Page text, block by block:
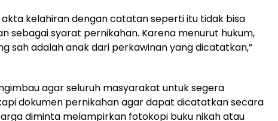
akta kelahiran dengan catatan seperti itu tidak bisa
sebagai syarat pernikahan. Karena menurut hukum,
sah adalah anak dari perkawinan yang dicatatkan,”
agar seluruh masyarakat untuk segera
dokumen pernikahan agar dapat dicatatkan secara
diminta melampirkan fotokopi buku nikah atau